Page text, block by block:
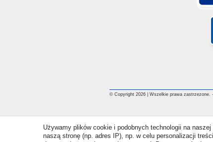
© Copyright 2026 | Wszelkie prawa zastrzezone.
Używamy plików cookie i podobnych technologii na
naszą stronę (np. adres IP), np. w celu personalizacji